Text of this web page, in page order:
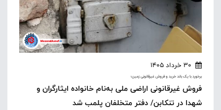
30 خرداد 1405
برخورد با یک باند خرید و فروش غیرقانونی زمین؛
فروش غیرقانونی اراضی ملی به‌نام خانواده ایثارگران و
شهدا در تنکابن/ دفتر متخلفان پلمب شد